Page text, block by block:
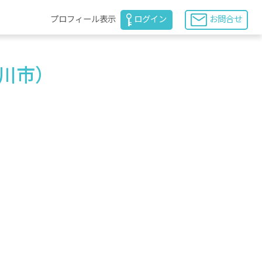
プロフィール表示 ログイン お問合せ
）